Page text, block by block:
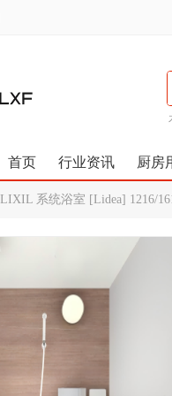
首页 行业资讯 厨房
LIXIL 系统浴室 [Lidea] 1216/